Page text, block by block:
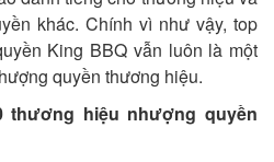
khác. Chính vì như vậy, top
King BBQ vẫn luôn là một
quyền thương hiệu.
thương hiệu nhượng quyền